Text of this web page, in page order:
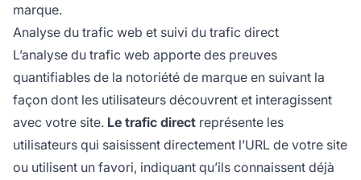
marque.
Analyse du trafic web et suivi du trafic direct
L’analyse du trafic web apporte des preuves
quantifiables de la notoriété de marque en suivant la
façon dont les utilisateurs découvrent et interagissent
avec votre site. Le trafic direct représente les
utilisateurs qui saisissent directement l’URL de votre site
ou utilisent un favori, indiquant qu’ils connaissent déjà